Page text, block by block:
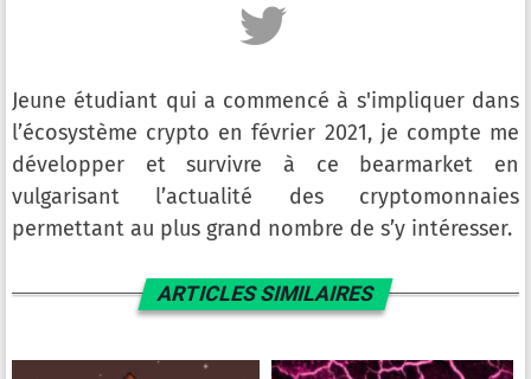
Jeune étudiant qui a commencé à s'impliquer dans
l’écosystème crypto en février 2021, je compte me
développer et survivre à ce bearmarket en
vulgarisant l’actualité des cryptomonnaies
permettant au plus grand nombre de s’y intéresser.
ARTICLES SIMILAIRES